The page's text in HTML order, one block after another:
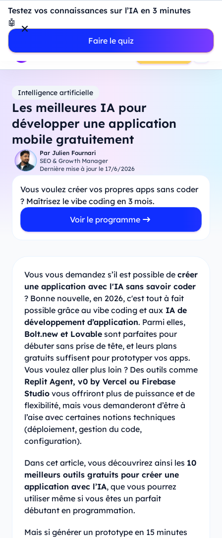
Testez vos connaissances sur l’IA en 3 minutes
🤖
Faire le quiz
Introduction à Power BI : construisez votre premier
dashboard de A à Z
- Mardi 11 Août
18h00
Professionnels
Étudiants Parents Entreprises
Prendre RDV
Intelligence artificielle
Les meilleures IA pour
développer une application
mobile gratuitement
Par Julien Fournari
SEO & Growth Manager
Dernière mise à jour le 17/6/2026
Vous voulez créer vos propres apps sans coder
? Maîtrisez le vibe coding en 3 mois.
Voir le programme
Vous vous demandez s’il est possible de créer
une application avec l'IA sans savoir coder
? Bonne nouvelle, en 2026, c'est tout à fait
possible grâce au vibe coding et aux IA de
développement d’application. Parmi elles,
Bolt.new et Lovable sont parfaites pour
débuter sans prise de tête, et leurs plans
gratuits suffisent pour prototyper vos apps.
Vous voulez aller plus loin ? Des outils comme
Replit Agent, v0 by Vercel ou Firebase
Studio vous offriront plus de puissance et de
flexibilité, mais vous demanderont d’être à
l’aise avec certaines notions techniques
(déploiement, gestion du code,
configuration).
Dans cet article, vous découvrirez ainsi les 10
meilleurs outils gratuits pour créer une
application avec l’IA, que vous pourrez
utiliser même si vous êtes un parfait
débutant en programmation.
Mais si générer un prototype en 15 minutes